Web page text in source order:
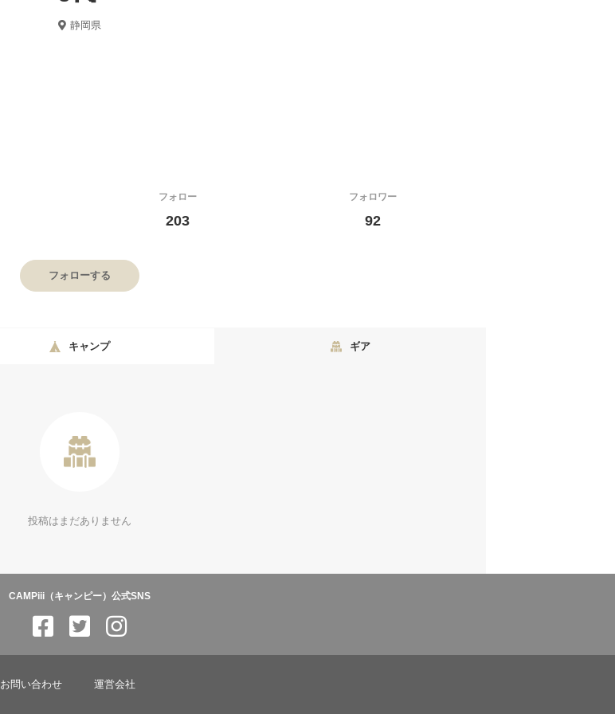
静岡県
フォロー
203
フォロワー
92
フォローする
キャンプ ギア
投稿はまだありません
CAMPiii（キャンピー）公式SNS
お問い合わせ 運営会社